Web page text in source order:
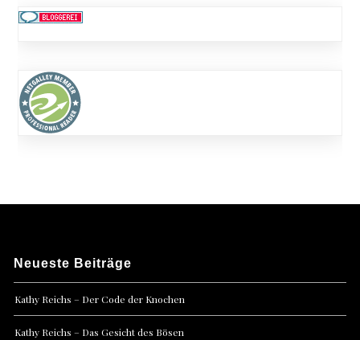
Neueste Beiträge
Kathy Reichs – Der Code der Knochen
Kathy Reichs – Das Gesicht des Bösen